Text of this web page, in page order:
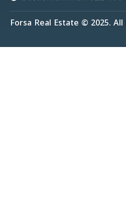
Forsa Real Estate © 2025.